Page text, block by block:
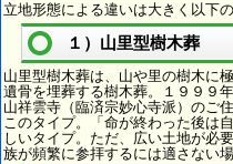
立地形態による違いは大きく以下
１）山里型樹木葬
山里型樹木葬は、山や里の樹木に
遺骨を埋葬する樹木葬。１９９９
山祥雲寺（臨済宗妙心寺派）のご
このタイプ。「命が終わった後は
しいタイプ。ただ、広い土地が必
族が頻繁に参拝するには適さない場